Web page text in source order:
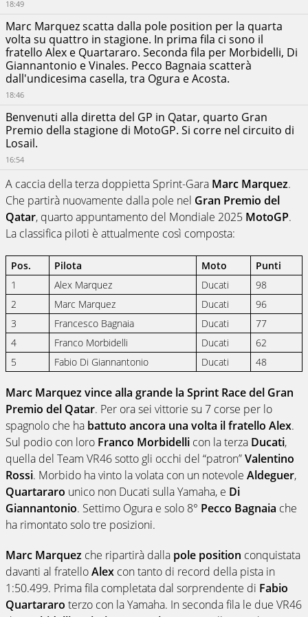
18:49
Marc Marquez scatta dalla pole position per la quarta
volta su quattro in stagione. In prima fila ci sono il
fratello Alex e Quartararo. Seconda fila per Morbidelli, Di
Giannantonio e Vinales. Pecco Bagnaia scatterà
dall'undicesima casella, tra Ogura e Acosta.
18:46
Benvenuti alla diretta del GP in Qatar, quarto Gran
Premio della stagione di MotoGP. Si corre nel circuito di
Losail.
16:54
A caccia della terza doppietta Sprint-Gara Marc Marquez.
Che partirà nuovamente dalla pole nel Gran Premio del
Qatar, quarto appuntamento del Mondiale 2025 MotoGP.
La classifica piloti è attualmente così composta:
Pos. Pilota Moto
Punti
1
Alex Marquez Ducati
98
2
Marc Marquez Ducati
96
3
Francesco Bagnaia Ducati
77
4
Franco Morbidelli Ducati
62
5
Fabio Di Giannantonio Ducati 48
Marc Marquez vince alla grande la Sprint Race del Gran
Premio del Qatar. Per ora sei vittorie su 7 corse per lo
spagnolo che ha battuto ancora una volta il fratello Alex.
Sul podio con loro Franco Morbidelli con la terza Ducati,
quella del Team VR46 sotto gli occhi del “patron”Valentino
Rossi. Morbido ha vinto la volata con un notevole Aldeguer,
Quartararo unico non Ducati sulla Yamaha, e Di
Giannantonio. Settimo Ogura e solo 8° Pecco Bagnaia che
ha rimontato solo tre posizioni.
Marc Marquez che ripartirà dalla pole position conquistata
davanti al fratelloAlex con tanto di record della pista in
1:50.499. Prima fila completata dal sorprendente di Fabio
Quartararo terzo con la Yamaha. In seconda fila le due VR46